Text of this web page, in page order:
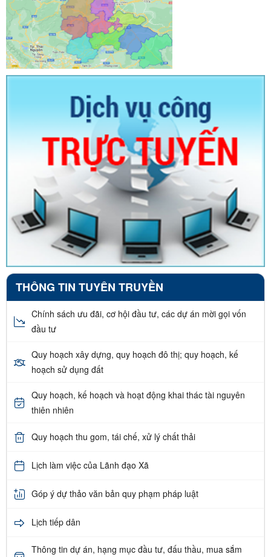
THÔNG TIN TUYÊN TRUYỀN
Chính sách ưu đãi, cơ hội đầu tư, các dự án mời gọi vốn
đầu tư
Quy hoạch xây dựng, quy hoạch đô thị; quy hoạch, kế
hoạch sử dụng đất
Quy hoạch, kế hoạch và hoạt động khai thác tài nguyên
thiên nhiên
Quy hoạch thu gom, tái chế, xử lý chất thải
Lịch làm việc của Lãnh đạo Xã
Góp ý dự thảo văn bản quy phạm pháp luật
Lịch tiếp dân
Thông tin dự án, hạng mục đầu tư, đấu thầu, mua sắm